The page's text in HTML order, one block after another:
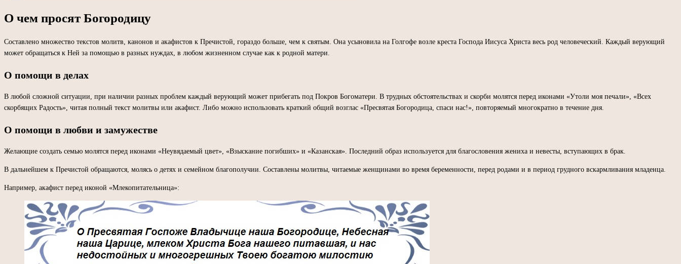
О чем просят Богородицу
Составлено множество текстов молитв, канонов и акафистов к Пречистой, гораздо больше, чем к святым. Она усыновила на Голгофе возле креста Господа Иисуса Христа весь род человеческий. Каждый верующий
может обращаться к Ней за помощью в разных нуждах, в любом жизненном случае как к родной матери.
О помощи в делах
В любой сложной ситуации, при наличии разных проблем каждый верующий может прибегать под Покров Богоматери. В трудных обстоятельствах и скорби молятся перед иконами «Утоли моя печали», «Всех
скорбящих Радость», читая полный текст молитвы или акафист. Либо можно использовать краткий общий возглас «Пресвятая Богородица, спаси нас!», повторяемый многократно в течение дня.
О помощи в любви и замужестве
Желающие создать семью молятся перед иконами «Неувядаемый цвет», «Взыскание погибших» и «Казанская». Последний образ используется для благословения жениха и невесты, вступающих в брак.
В дальнейшем к Пречистой обращаются, молясь о детях и семейном благополучии. Составлены молитвы, читаемые женщинами во время беременности, перед родами и в период грудного вскармливания младенца.
Например, акафист перед иконой «Млекопитательница»: